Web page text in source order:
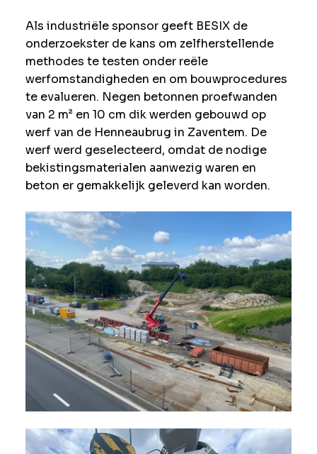
Als industriële sponsor geeft BESIX de
onderzoekster de kans om zelfherstellende
methodes te testen onder reële
werfomstandigheden en om bouwprocedures
te evalueren. Negen betonnen proefwanden
van 2 m² en 10 cm dik werden gebouwd op
werf van de Henneaubrug in Zaventem. De
werf werd geselecteerd, omdat de nodige
bekistingsmaterialen aanwezig waren en
beton er gemakkelijk geleverd kan worden.